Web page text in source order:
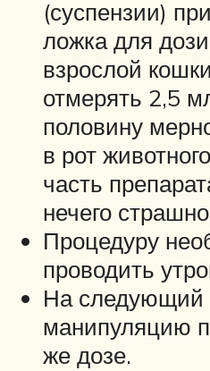
(суспензии)
ложка для
взрослой
отмерять 2,5
половину
в рот
часть
нечего
Процедуру
проводить
На следующий
манипуляцию
же дозе.